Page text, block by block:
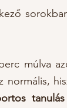
múlva
normális,
ortos